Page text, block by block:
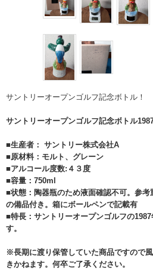
サントリーオープンゴルフ記念ボトル！
サントリーオープンゴルフ記念ボトル
■生産者： サントリー株式会社A
■原材料：モルト、グレーン
■アルコール度数:４３度
■容量：750ml
■状態：陶器瓶のため液面確認不可。参
の備品付き。箱にボールペンで記載有
■特長：サントリーオープンゴルフの
す。
※長期に渡り保管していた商品ですので
きかねます。何卒ご了承ください。